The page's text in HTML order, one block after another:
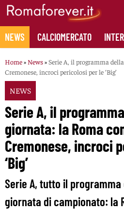
Skip
content
NEWS CALCIOMERCATO
Home» News»Serie A, il programma
Cremonese, incroci pericolosi per le ‘Big’
NEWS
Serie A, il
giornata: la Roma
Cremonese, incroci
‘Big’
Serie A, tutto il
giornata di campionato: la